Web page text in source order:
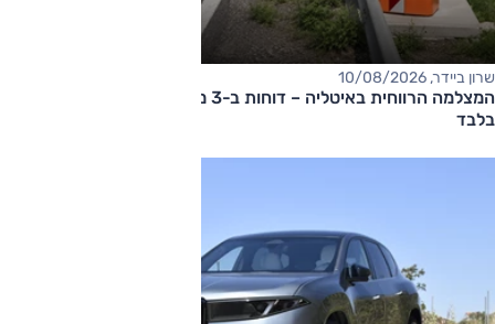
שרון ביידר, 10/08/2026
בלבד